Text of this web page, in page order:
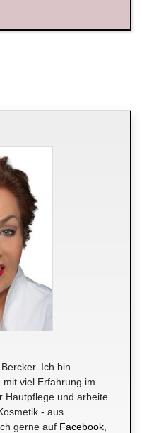
Ich bin
mit viel Erfahrung im
Hautpflege und arbeite
- aus
gerne auf Facebook